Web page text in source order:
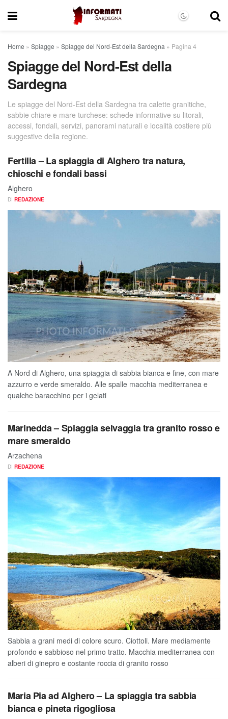
Home » Spiagge » Spiagge del Nord-Est della Sardegna » Pagina 4
Spiagge del Nord-Est della
Sardegna
Le spiagge del Nord-Est della Sardegna tra calette granitiche,
sabbie chiare e mare turchese: schede informative su litorali,
accessi, fondali, servizi, panorami naturali e località costiere più
suggestive della regione.
Fertilia – La spiaggia di Alghero tra natura,
chioschi e fondali bassi
Alghero
DI REDAZIONE
A Nord di Alghero, una spiaggia di sabbia bianca e fine, con mare
azzurro e verde smeraldo. Alle spalle macchia mediterranea e
qualche baracchino per i gelati
Marinedda – Spiaggia selvaggia tra granito rosso e
mare smeraldo
Arzachena
DI REDAZIONE
Sabbia a grani medi di colore scuro. Ciottoli. Mare mediamente
profondo e sabbioso nel primo tratto. Macchia mediterranea con
alberi di ginepro e costante roccia di granito rosso
Maria Pia ad Alghero – La spiaggia tra sabbia
bianca e pineta rigogliosa